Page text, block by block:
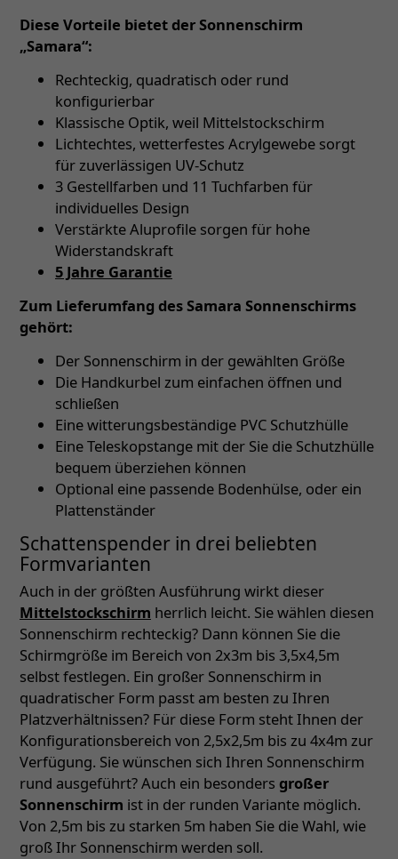
Diese Vorteile bietet der Sonnenschirm
„Samara“:
Rechteckig, quadratisch oder rund
konfigurierbar
Klassische Optik, weil Mittelstockschirm
Lichtechtes, wetterfestes Acrylgewebe sorgt
für zuverlässigen UV-Schutz
3 Gestellfarben und 11 Tuchfarben für
individuelles Design
Verstärkte Aluprofile sorgen für hohe
Widerstandskraft
5 Jahre Garantie
Zum Lieferumfang des Samara Sonnenschirms
gehört:
Der Sonnenschirm in der gewählten Größe
Die Handkurbel zum einfachen öffnen und
schließen
Eine witterungsbeständige PVC Schutzhülle
Eine Teleskopstange mit der Sie die Schutzhülle
bequem überziehen können
Optional eine passende Bodenhülse, oder ein
Plattenständer
Schattenspender in drei beliebten
Formvarianten
Auch in der größten Ausführung wirkt dieser
Mittelstockschirm herrlich leicht. Sie wählen diesen
Sonnenschirm rechteckig? Dann können Sie die
Schirmgröße im Bereich von 2x3m bis 3,5x4,5m
selbst festlegen. Ein großer Sonnenschirm in
quadratischer Form passt am besten zu Ihren
Platzverhältnissen? Für diese Form steht Ihnen der
Konfigurationsbereich von 2,5x2,5m bis zu 4x4m zur
Verfügung. Sie wünschen sich Ihren Sonnenschirm
rund ausgeführt? Auch ein besonders großer
Sonnenschirm ist in der runden Variante möglich.
Von 2,5m bis zu starken 5m haben Sie die Wahl, wie
groß Ihr Sonnenschirm werden soll.